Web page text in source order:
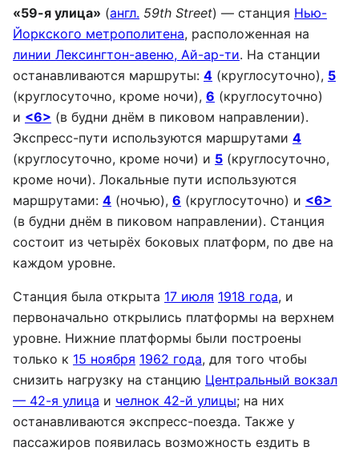
«59-я улица» (англ. 59th Street) — станция Нью-
Йоркского метрополитена, расположенная на
линии Лексингтон-авеню, Ай-ар-ти. На станции
останавливаются маршруты: 4 (круглосуточно), 5
(круглосуточно, кроме ночи), 6 (круглосуточно)
и <6> (в будни днём в пиковом направлении).
Экспресс-пути используются маршрутами 4
(круглосуточно, кроме ночи) и 5 (круглосуточно,
кроме ночи). Локальные пути используются
маршрутами: 4 (ночью), 6 (круглосуточно) и <6>
(в будни днём в пиковом направлении). Станция
состоит из четырёх боковых платформ, по две на
каждом уровне.
Станция была открыта 17 июля 1918 года, и
первоначально открылись платформы на верхнем
уровне. Нижние платформы были построены
только к 15 ноября 1962 года, для того чтобы
снизить нагрузку на станцию Центральный вокзал
— 42-я улица и челнок 42-й улицы; на них
останавливаются экспресс-поезда. Также у
пассажиров появилась возможность ездить в